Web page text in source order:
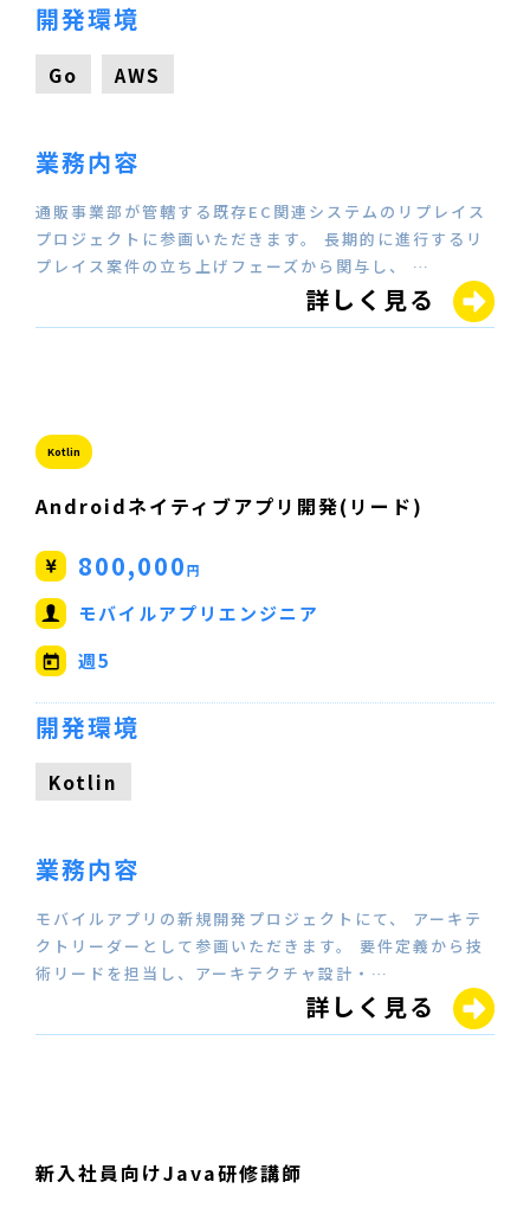
開発環境
Go AWS
業務内容
通販事業部が管轄する既存EC関連システムのリプレイス
プロジェクトに参画いただきます。 長期的に進行するリ
プレイス案件の立ち上げフェーズから関与し、 …
詳しく見る
Kotlin
Androidネイティブアプリ開発(リード)
800,000円
モバイルアプリエンジニア
週5
開発環境
Kotlin
業務内容
モバイルアプリの新規開発プロジェクトにて、 アーキテ
クトリーダーとして参画いただきます。 要件定義から技
術リードを担当し、アーキテクチャ設計・…
詳しく見る
新入社員向けJava研修講師